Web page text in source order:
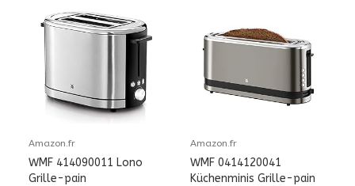
Amazon.fr
WMF 414090011 Lono
Grille-pain
Amazon.fr
WMF 0414120041
Küchenminis Grille-pain